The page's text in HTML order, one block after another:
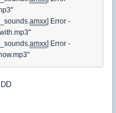
amxx] Error -
amxx] Error -